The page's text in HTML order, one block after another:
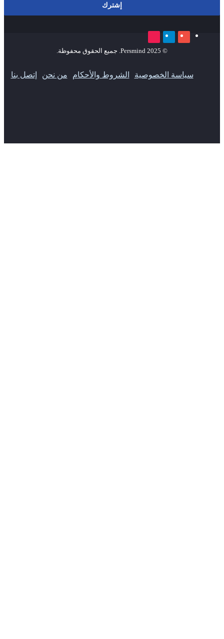
‫YouTube
تيلقرام‫TikTok
سياسة الخصوصية الشروط والأحكام من نحن إتصل بنا